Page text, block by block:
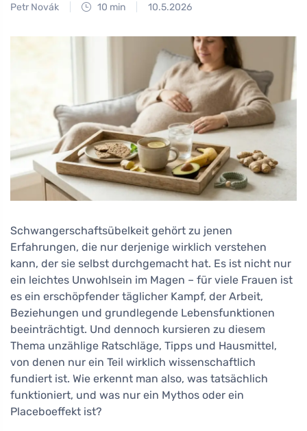
Petr Novák 10 min 10.5.2026
Schwangerschaftsübelkeit gehört zu jenen
Erfahrungen, die nur derjenige wirklich verstehen
kann, der sie selbst durchgemacht hat. Es ist nicht nur
ein leichtes Unwohlsein im Magen – für viele Frauen ist
es ein erschöpfender täglicher Kampf, der Arbeit,
Beziehungen und grundlegende Lebensfunktionen
beeinträchtigt. Und dennoch kursieren zu diesem
Thema unzählige Ratschläge, Tipps und Hausmittel,
von denen nur ein Teil wirklich wissenschaftlich
fundiert ist. Wie erkennt man also, was tatsächlich
funktioniert, und was nur ein Mythos oder ein
Placeboeffekt ist?